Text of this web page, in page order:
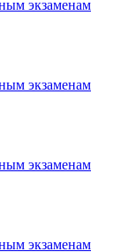
экзаменам
экзаменам
экзаменам
экзаменам